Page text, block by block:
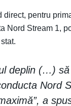
direct, pentru
Nord Stream 1,
deplin (…)
Nord
a